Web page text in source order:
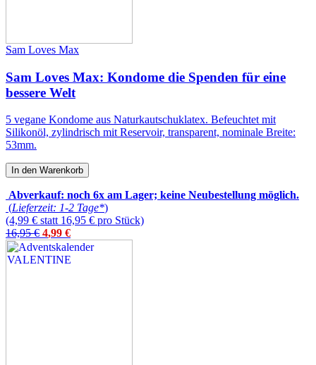
Sam Loves Max
Sam Loves Max: Kondome die Spenden für eine
bessere Welt
5 vegane Kondome aus Naturkautschuklatex. Befeuchtet mit
Silikonöl, zylindrisch mit Reservoir, transparent, nominale Breite:
53mm.
In den Warenkorb
Abverkauf: noch 6x am Lager; keine Neubestellung möglich.
(Lieferzeit: 1-2 Tage*)
(4,99 € statt 16,95 € pro Stück)
16,95 € 4,99 €